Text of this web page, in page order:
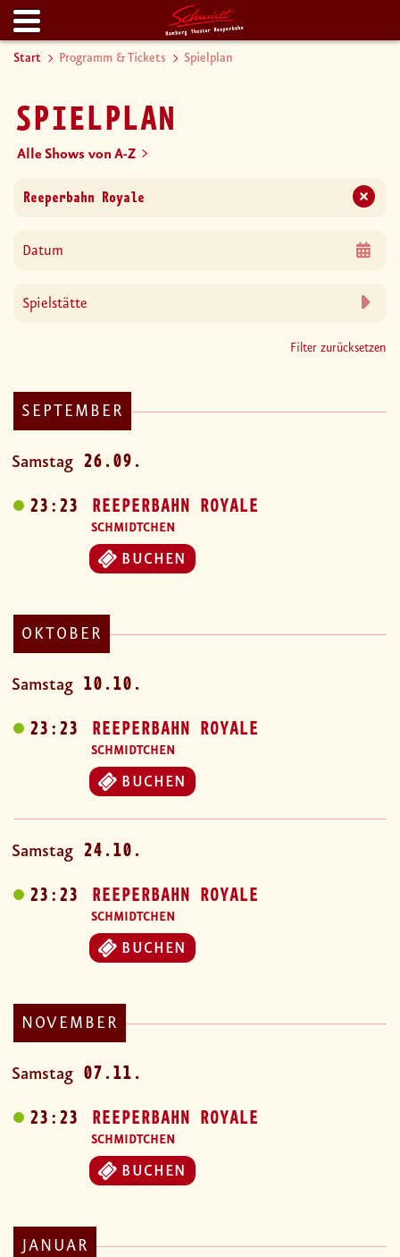
Start Programm & Tickets Spielplan
SPIELPLAN
Alle Shows von A-Z
Filter zurücksetzen
SEPTEMBER
Samstag 26.09.
23:23 REEPERBAHN ROYALE
SCHMIDTCHEN
BUCHEN
OKTOBER
Samstag 10.10.
23:23 REEPERBAHN ROYALE
SCHMIDTCHEN
BUCHEN
Samstag 24.10.
23:23 REEPERBAHN ROYALE
SCHMIDTCHEN
BUCHEN
NOVEMBER
Samstag 07.11.
23:23 REEPERBAHN ROYALE
SCHMIDTCHEN
BUCHEN
JANUAR